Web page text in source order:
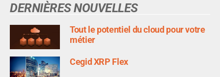
DERNIÈRES NOUVELLES
Tout le potentiel du cloud pour votre
métier
Cegid XRP Flex